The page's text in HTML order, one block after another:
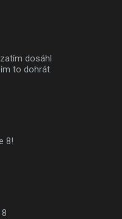
dosáhl
to dohrát.
8!